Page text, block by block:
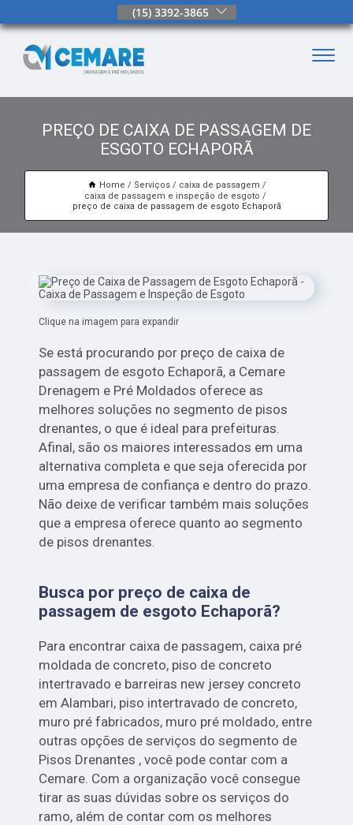
(15) 3392-3865
PREÇO DE CAIXA DE PASSAGEM DE
ESGOTO ECHAPORÃ
Home Serviços
caixa de passagem
caixa de passagem e inspeção de esgoto
preço de caixa de passagem de esgoto Echaporã
Clique na imagem para expandir
Se está procurando por preço de caixa de
passagem de esgoto Echaporã, a Cemare
Drenagem e Pré Moldados oferece as
melhores soluções no segmento de pisos
drenantes, o que é ideal para prefeituras.
Afinal, são os maiores interessados em uma
alternativa completa e que seja oferecida por
uma empresa de confiança e dentro do prazo.
Não deixe de verificar também mais soluções
que a empresa oferece quanto ao segmento
de pisos drenantes.
Busca por preço de caixa de
passagem de esgoto Echaporã?
Para encontrar caixa de passagem, caixa pré
moldada de concreto, piso de concreto
intertravado e barreiras new jersey concreto
em Alambari, piso intertravado de concreto,
muro pré fabricados, muro pré moldado, entre
outras opções de serviços do segmento de
Pisos Drenantes , você pode contar com a
Cemare. Com a organização você consegue
tirar as suas dúvidas sobre os serviços do
ramo, além de contar com os melhores